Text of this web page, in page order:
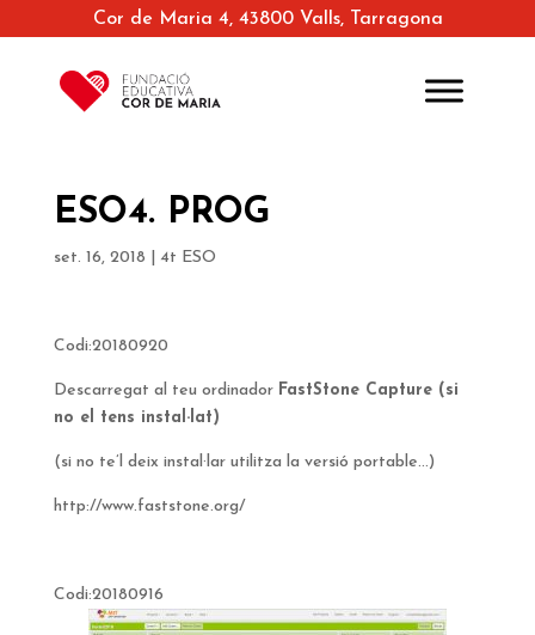
Cor de Maria 4, 43800 Valls, Tarragona
ESO4. PROG
set. 16, 2018 4t ESO
Codi:20180920
Descarregat al teu ordinador FastStone Capture (si
no el tens instal·lat)
(si no te’l deix instal·lar utilitza la versió portable…)
http://www.faststone.org/
Codi:20180916